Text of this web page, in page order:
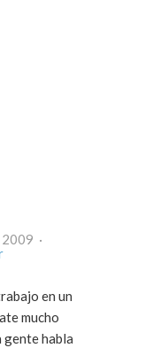
en mayo 27, 2009 ·
en un
mucho
gente habla